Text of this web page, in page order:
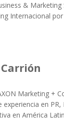
& Marketing
Internacional por
Marketing +
experiencia en
en América